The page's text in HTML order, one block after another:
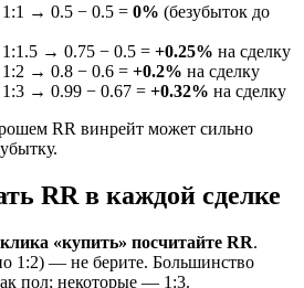
→ 0.5 − 0.5 = 0% (безубыток до
→ 0.75 − 0.5 = +0.25% на сделку
→ 0.8 − 0.6 = +0.2% на сделку
→ 0.99 − 0.67 = +0.32% на сделку
RR винрейт может сильно
RR в каждой сделке
«купить» посчитайте RR.
1:2) — не берите. Большинство
пол; некоторые — 1:3.